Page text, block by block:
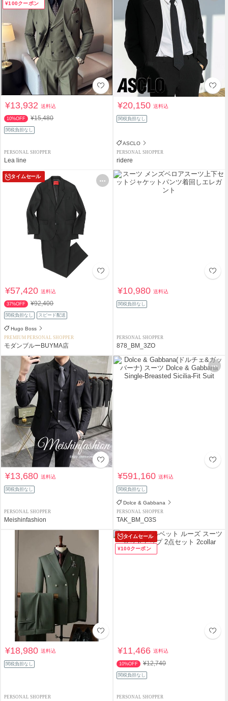
¥100クーポン
¥13,932送料込
10%OFF ¥15,480
関税負担なし
PERSONAL SHOPPER
Lea line
¥20,150送料込
関税負担なし
ASCLO
PERSONAL SHOPPER
ridere
タイムセール
¥57,420送料込
37%OFF ¥92,400
関税負担なし スピード配送
Hugo Boss
PREMIUM PERSONAL SHOPPER
モダンブルーBUYMA店
¥10,980送料込
関税負担なし
PERSONAL SHOPPER
878_BM_3ZO
¥13,680送料込
関税負担なし
PERSONAL SHOPPER
Meishinfashion
¥591,160送料込
関税負担なし
Dolce & Gabbana
PERSONAL SHOPPER
TAK_BM_O3S
¥18,980送料込
関税負担なし
PERSONAL SHOPPER
タイムセール
¥100クーポン
¥11,466送料込
10%OFF ¥12,740
関税負担なし
PERSONAL SHOPPER